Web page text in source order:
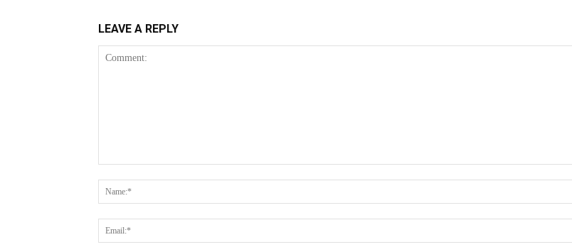
LEAVE A REPLY